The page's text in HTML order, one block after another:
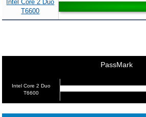
Intel Core 2 Duo
T6600
PassMark
Intel Core 2 Duo
T6600